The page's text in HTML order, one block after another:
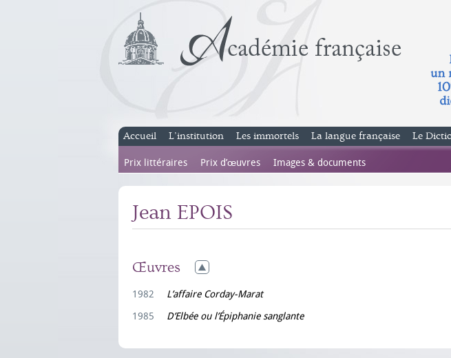
Accueil L’institution Les immortels La langue française Le
Prix littéraires Prix d’œuvres Images & documents
Jean EPOIS
Œuvres
1982
L’affaire Corday-Marat
1985
D’Elbée ou l’Épiphanie sanglante